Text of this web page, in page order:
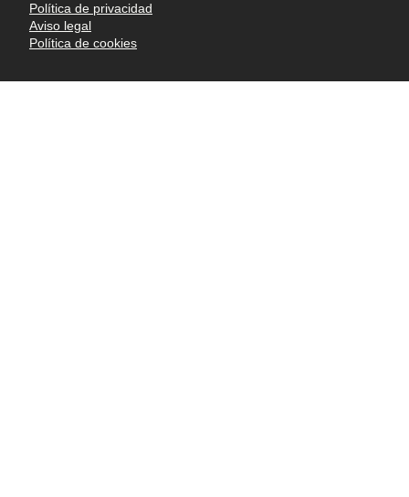
Política de privacidad
Aviso legal
Política de cookies